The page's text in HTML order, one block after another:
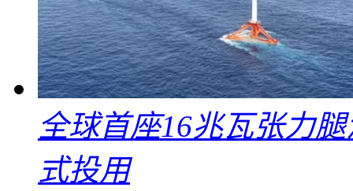
全球首座16兆瓦张力
式投用